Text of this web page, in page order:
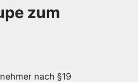
zum
nach §19